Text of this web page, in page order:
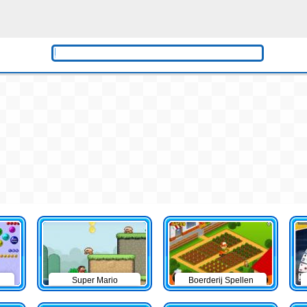
Super Mario Boerderij Spellen